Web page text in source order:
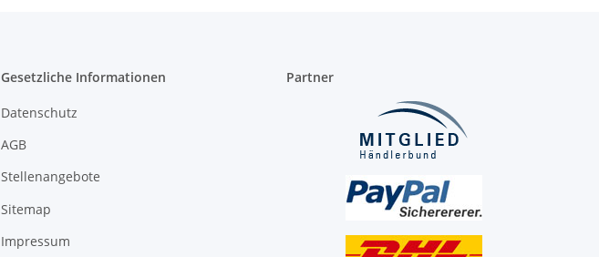
Gesetzliche Informationen
Datenschutz
AGB
Stellenangebote
Sitemap
Impressum
Partner